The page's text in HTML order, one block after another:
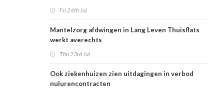
Fri 24th Jul
Mantelzorg afdwingen in Lang Leven Thuisflats
werkt averechts
Thu 23rd Jul
Ook ziekenhuizen zien uitdagingen in verbod
nulurencontracten